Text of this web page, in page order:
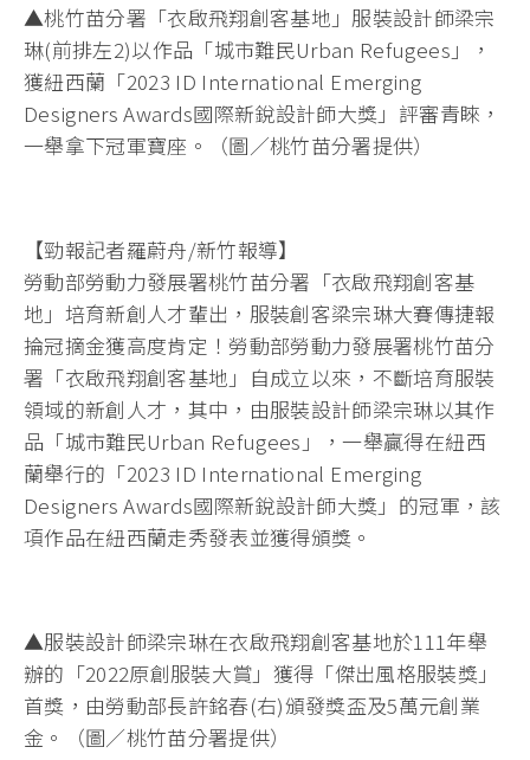
▲桃竹苗分署「衣啟飛翔創客基地」服裝設計師梁宗
琳(前排左2)以作品「城市難民Urban Refugees」，
獲紐西蘭「2023 ID International Emerging
Designers Awards國際新銳設計師大獎」評審青睞，
一舉拿下冠軍寶座。（圖／桃竹苗分署提供）
【勁報記者羅蔚舟/新竹報導】
勞動部勞動力發展署桃竹苗分署「衣啟飛翔創客基
地」培育新創人才輩出，服裝創客梁宗琳大賽傳捷報
掄冠摘金獲高度肯定！勞動部勞動力發展署桃竹苗分
署「衣啟飛翔創客基地」自成立以來，不斷培育服裝
領域的新創人才，其中，由服裝設計師梁宗琳以其作
品「城市難民Urban Refugees」，一舉贏得在紐西
蘭舉行的「2023 ID International Emerging
Designers Awards國際新銳設計師大獎」的冠軍，該
項作品在紐西蘭走秀發表並獲得頒獎。
▲服裝設計師梁宗琳在衣啟飛翔創客基地於111年舉
辦的「2022原創服裝大賞」獲得「傑出風格服裝獎」
首獎，由勞動部長許銘春(右)頒發獎盃及5萬元創業
金。（圖／桃竹苗分署提供）